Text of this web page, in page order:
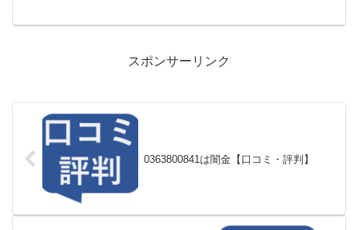
スポンサーリンク
0363800841は闇金【口コミ・評判】